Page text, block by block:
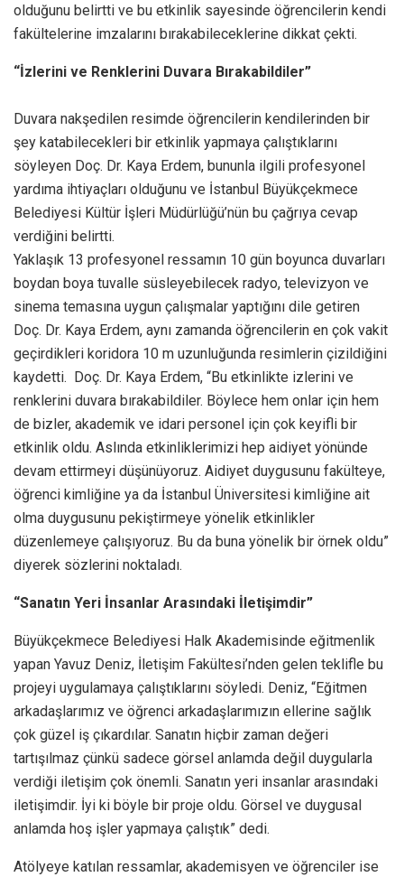
olduğunu belirtti ve bu etkinlik sayesinde öğrencilerin kendi
fakültelerine imzalarını bırakabileceklerine dikkat çekti.
“İzlerini ve Renklerini Duvara Bırakabildiler”
Duvara nakşedilen resimde öğrencilerin kendilerinden bir
şey katabilecekleri bir etkinlik yapmaya çalıştıklarını
söyleyen Doç. Dr. Kaya Erdem, bununla ilgili profesyonel
yardıma ihtiyaçları olduğunu ve İstanbul Büyükçekmece
Belediyesi Kültür İşleri Müdürlüğü’nün bu çağrıya cevap
verdiğini belirtti.
Yaklaşık 13 profesyonel ressamın 10 gün boyunca duvarları
boydan boya tuvalle süsleyebilecek radyo, televizyon ve
sinema temasına uygun çalışmalar yaptığını dile getiren
Doç. Dr. Kaya Erdem, aynı zamanda öğrencilerin en çok vakit
geçirdikleri koridora 10 m uzunluğunda resimlerin çizildiğini
kaydetti. Doç. Dr. Kaya Erdem, “Bu etkinlikte izlerini ve
renklerini duvara bırakabildiler. Böylece hem onlar için hem
de bizler, akademik ve idari personel için çok keyifli bir
etkinlik oldu. Aslında etkinliklerimizi hep aidiyet yönünde
devam ettirmeyi düşünüyoruz. Aidiyet duygusunu fakülteye,
öğrenci kimliğine ya da İstanbul Üniversitesi kimliğine ait
olma duygusunu pekiştirmeye yönelik etkinlikler
düzenlemeye çalışıyoruz. Bu da buna yönelik bir örnek oldu”
diyerek sözlerini noktaladı.
“Sanatın Yeri İnsanlar Arasındaki İletişimdir”
Büyükçekmece Belediyesi Halk Akademisinde eğitmenlik
yapan Yavuz Deniz, İletişim Fakültesi’nden gelen teklifle bu
projeyi uygulamaya çalıştıklarını söyledi. Deniz, “Eğitmen
arkadaşlarımız ve öğrenci arkadaşlarımızın ellerine sağlık
çok güzel iş çıkardılar. Sanatın hiçbir zaman değeri
tartışılmaz çünkü sadece görsel anlamda değil duygularla
verdiği iletişim çok önemli. Sanatın yeri insanlar arasındaki
iletişimdir. İyi ki böyle bir proje oldu. Görsel ve duygusal
anlamda hoş işler yapmaya çalıştık” dedi.
Atölyeye katılan ressamlar, akademisyen ve öğrenciler ise